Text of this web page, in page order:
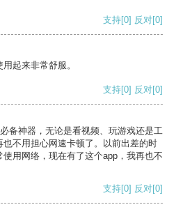
支持[0] 反对[0]
起来非常舒服。
支持[0] 反对[0]
备神器，无论是看视频、玩游戏还是工
不用担心网速卡顿了。以前出差的时
用网络，现在有了这个app，我再也不
支持[0] 反对[0]